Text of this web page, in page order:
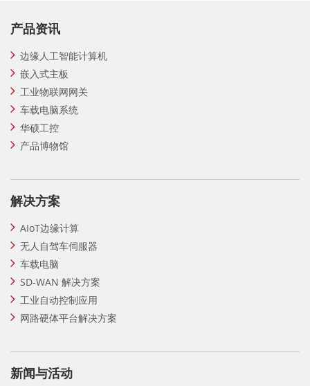
产品资讯
边缘人工智能计算机
嵌入式主板
工业物联网网关
车载电脑系统
华硕工控
产品博物馆
解决方案
AIoT边缘计算
无人自驾车伺服器
车载电脑
SD-WAN 解决方案
工业自动控制应用
网路硬体平台解决方案
新闻与活动